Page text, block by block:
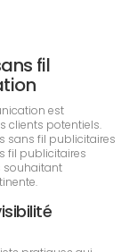
fil
est
clients potentiels.
sans fil publicitaires
fil publicitaires
souhaitant